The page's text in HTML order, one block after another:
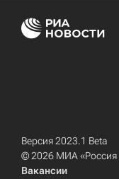
Версия 2023.1 Beta
© 2026 МИА «Россия
Вакансии